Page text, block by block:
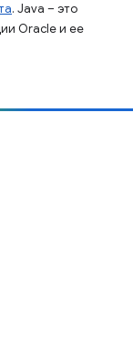
. Java – это
Oracle и ее